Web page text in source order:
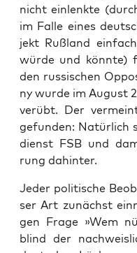
nicht ein­lenk­te
im Fal­le eines
jekt Ruß­land
wür­de und könn­te)
den rus­si­schen
ny wur­de im August
ver­übt. Der
gefun­den: Natür­lich
dienst FSB und
rung dahinter.
Jeder poli­ti­sche
ser Art zunächst
gen Fra­ge »Wem
blind der